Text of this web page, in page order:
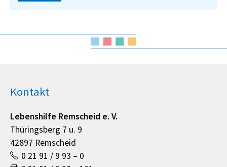
Kontakt
Lebenshilfe Remscheid e. V.
Thüringsberg 7 u. 9
42897 Remscheid
0 21 91 / 9 93 – 0